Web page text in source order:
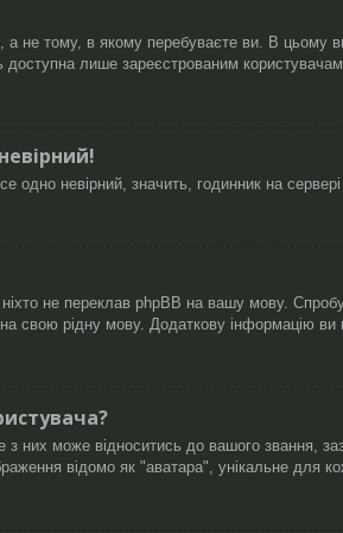
тому, в якому перебуваєте ви. В цьому
лише зареєстрованим
невірний, значить, годинник на
не переклав phpBB на вашу мову.
свою рідну мову. Додаткову інформацію ви
може відноситись до вашого звання,
відомо як "аватара", унікальне для